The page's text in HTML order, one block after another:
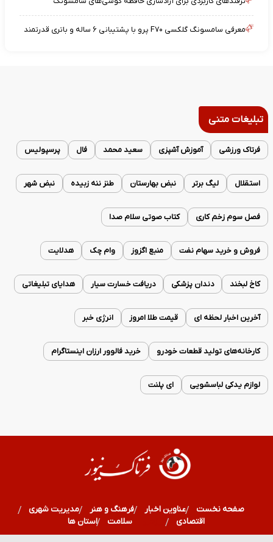
معرفی سامسونگ گلکسی F۷۰ پرو با پشتیبانی ۶ ساله و باتری قدرتمند
تبلیغات متنی
فرتاک ورزشی آموزش آشپزی سعید محمد فال پرسپولیس
استقلال لیگ برتر نبض بهارستان طنز ننه زبیده نبض شهر
فصل سوم زخم کاری کتاب صوتی سلام صدا
فروش و خرید سهام نفت منبع اگزوز وام چک هدلایت
کاخ لبخند دندان پزشکی دریافت خسارت سیار هدایای تبلیغاتی
آخرین اخبار لحظه ای قیمت طلا امروز انرژی خبر
کارخانه‌های تولید قطعات خودرو خرید فالوور ارزان اینستاگرام
لوازم یدکی لباسشویی ای پلنت
صفحه نخست عناوین اخبار فرهنگ و هنر
مدیریت شهری
اقتصادی
ورزشی سلامت استان ها